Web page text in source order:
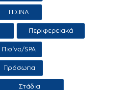
ΠΙΣΙΝΑ
Περιφερειακά
προϊόντα /
Πισίνα/SPA
Πρόσωπα
Στάδια